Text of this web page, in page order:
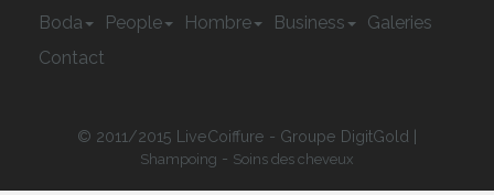
Boda
People Hombre Business
Galeries
Contact
© 2011/2015 LiveCoiffure - Groupe DigitGold |
Shampoing - Soins des cheveux